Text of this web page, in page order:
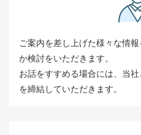
ご案内を差し上げた様々な情
か検討をいただきます。
お話をすすめる場合には、当
を締結していただきます。